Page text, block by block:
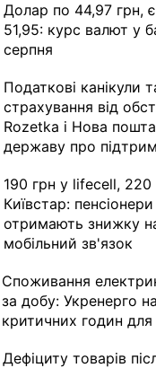
Долар по 44,97 грн,
51,95: курс валют у
серпня
Податкові канікули
страхування від
Rozetka і Нова
державу про
190 грн у lifecell, 220
Київстар: пенсіонери
отримають знижку
мобільний зв'язок
Споживання
за добу: Укренерго
критичних годин для
Дефіциту товарів